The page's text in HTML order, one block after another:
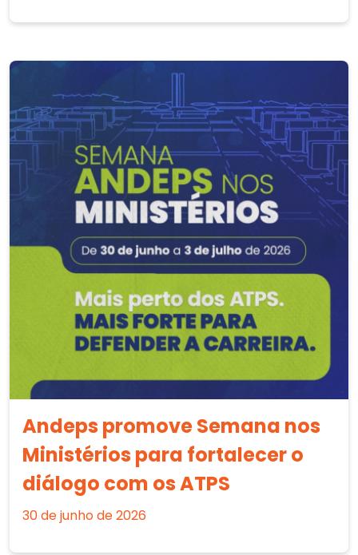
Andeps promove Semana nos
Ministérios para fortalecer o
diálogo com os ATPS
30 de junho de 2026